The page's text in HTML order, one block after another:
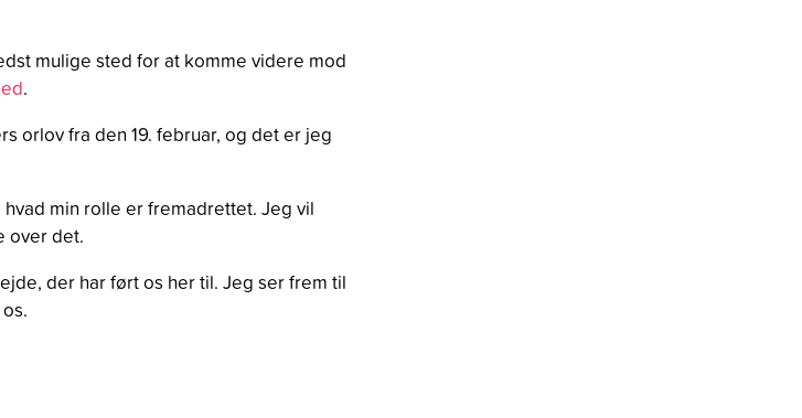
mulige sted for at komme videre mod
.
orlov fra den 19. februar, og det er jeg
min rolle er fremadrettet. Jeg vil
over det.
der har ført os her til. Jeg ser frem til